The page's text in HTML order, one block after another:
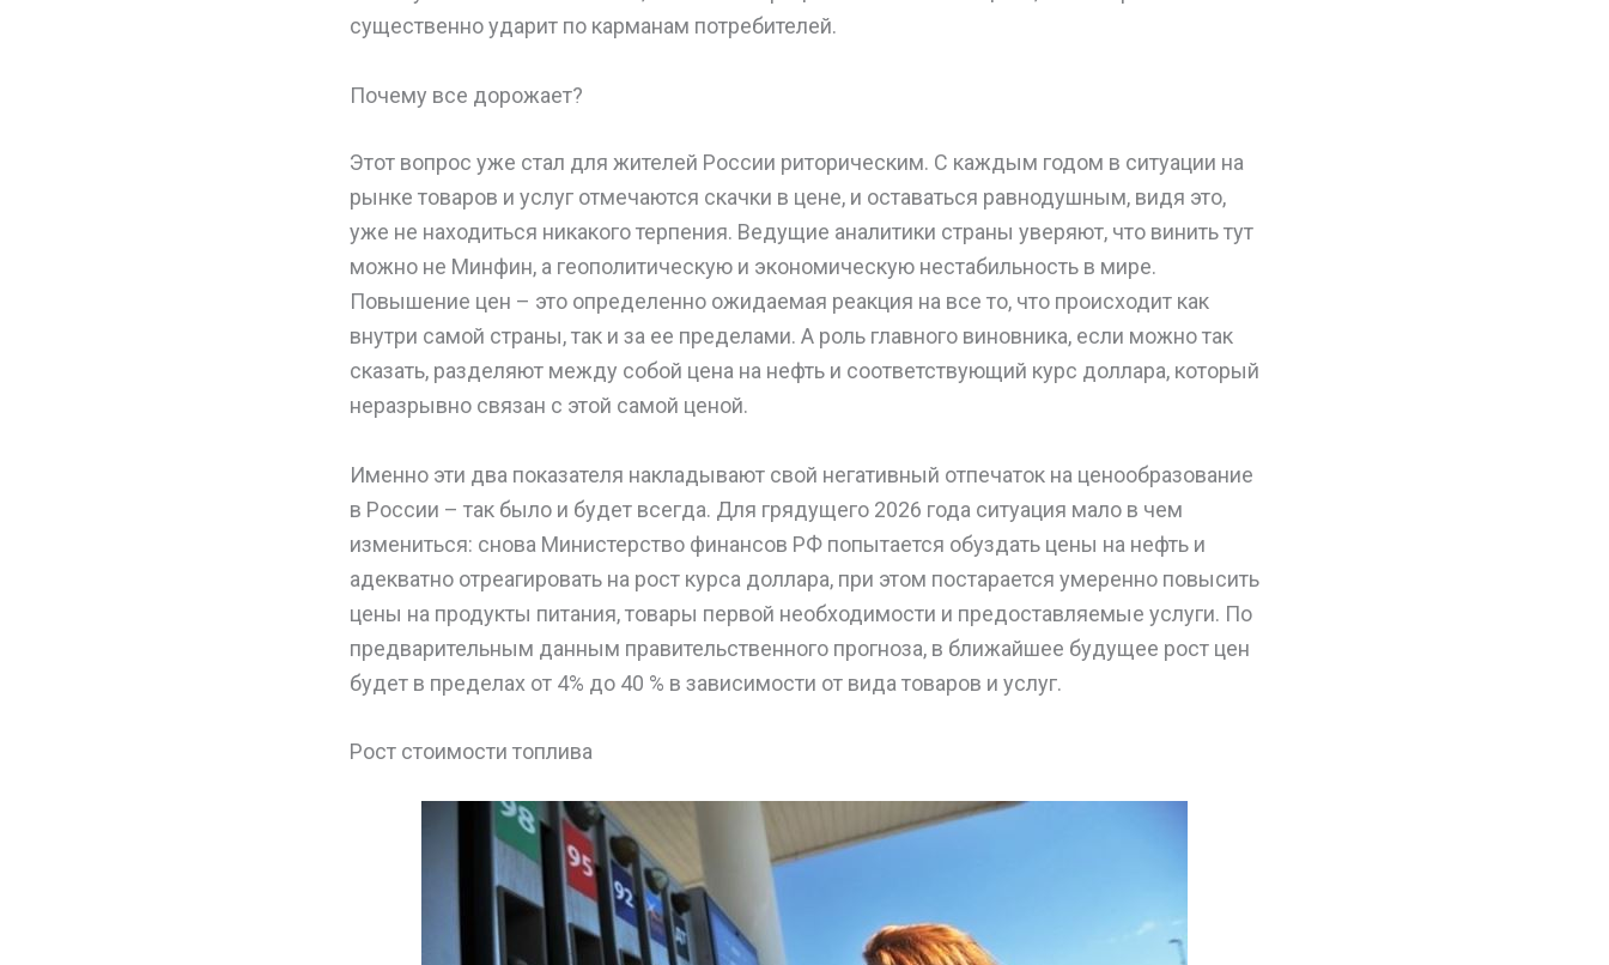
существенно ударит по карманам потребителей.
Почему все дорожает?
Этот вопрос уже стал для жителей России риторическим. С каждым годом в ситуации на
рынке товаров и услуг отмечаются скачки в цене, и оставаться равнодушным, видя это,
уже не находиться никакого терпения. Ведущие аналитики страны уверяют, что винить тут
можно не Минфин, а геополитическую и экономическую нестабильность в мире.
Повышение цен – это определенно ожидаемая реакция на все то, что происходит как
внутри самой страны, так и за ее пределами. А роль главного виновника, если можно так
сказать, разделяют между собой цена на нефть и соответствующий курс доллара, который
неразрывно связан с этой самой ценой.
Именно эти два показателя накладывают свой негативный отпечаток на ценообразование
в России – так было и будет всегда. Для грядущего 2026 года ситуация мало в чем
измениться: снова Министерство финансов РФ попытается обуздать цены на нефть и
адекватно отреагировать на рост курса доллара, при этом постарается умеренно повысить
цены на продукты питания, товары первой необходимости и предоставляемые услуги. По
предварительным данным правительственного прогноза, в ближайшее будущее рост цен
будет в пределах от 4% до 40 % в зависимости от вида товаров и услуг.
Рост стоимости топлива